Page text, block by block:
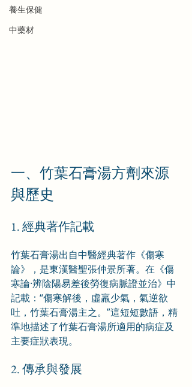
養生保健
中藥材
一、竹葉石膏湯方劑來源
與歷史
1. 經典著作記載
竹葉石膏湯出自中醫經典著作《傷寒
論》，是東漢醫聖張仲景所著。在《傷
寒論·辨陰陽易差後勞復病脈證並治》中
記載：“傷寒解後，虛羸少氣，氣逆欲
吐，竹葉石膏湯主之。”這短短數語，精
準地描述了竹葉石膏湯所適用的病症及
主要症狀表現。
2. 傳承與發展